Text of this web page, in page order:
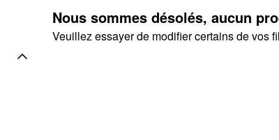
Nous sommes désolés, aucun
Veuillez essayer de modifier certains de vos